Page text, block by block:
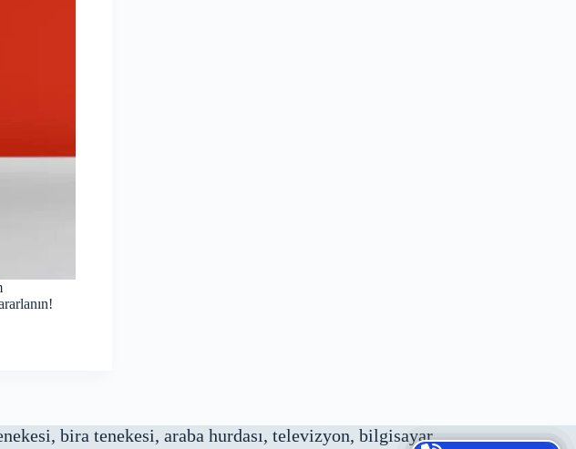
bira tenekesi, araba hurdası, televizyon, bilgisayar,